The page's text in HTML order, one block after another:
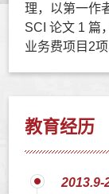
理，以第一作
SCI 论文 1 篇
业务费项目2
教育经历
2013.9-